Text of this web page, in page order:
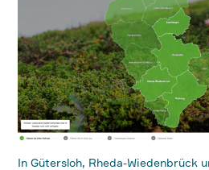
In Gütersloh, Rheda-Wiedenbrück